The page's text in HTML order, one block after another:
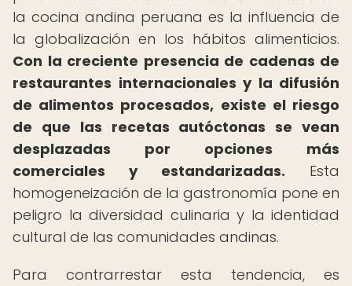
la cocina andina peruana es la influencia de
la globalización en los hábitos alimenticios.
Con la creciente presencia de cadenas de
restaurantes internacionales y la difusión
de alimentos procesados, existe el riesgo
de que las recetas autóctonas se vean
desplazadas por opciones más
comerciales y estandarizadas. Esta
homogeneización de la gastronomía pone en
peligro la diversidad culinaria y la identidad
cultural de las comunidades andinas.
Para contrarrestar esta tendencia, es